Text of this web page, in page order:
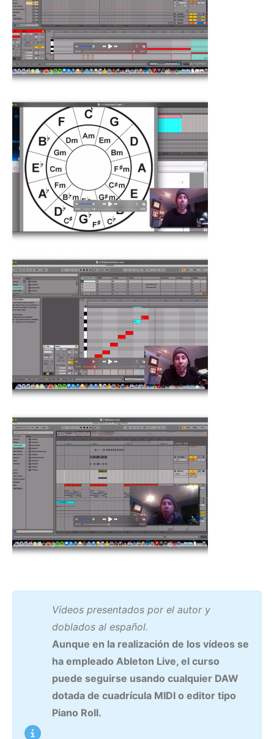
Vídeos presentados por el autor y
doblados al español.
Aunque en la realización de los vídeos se
ha empleado Ableton Live, el curso
puede seguirse usando cualquier DAW
dotada de cuadrícula MIDI o editor tipo
Piano Roll.